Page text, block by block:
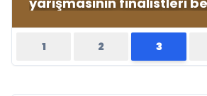
1 2 3